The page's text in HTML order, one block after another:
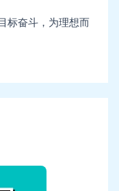
标奋斗，为理想而